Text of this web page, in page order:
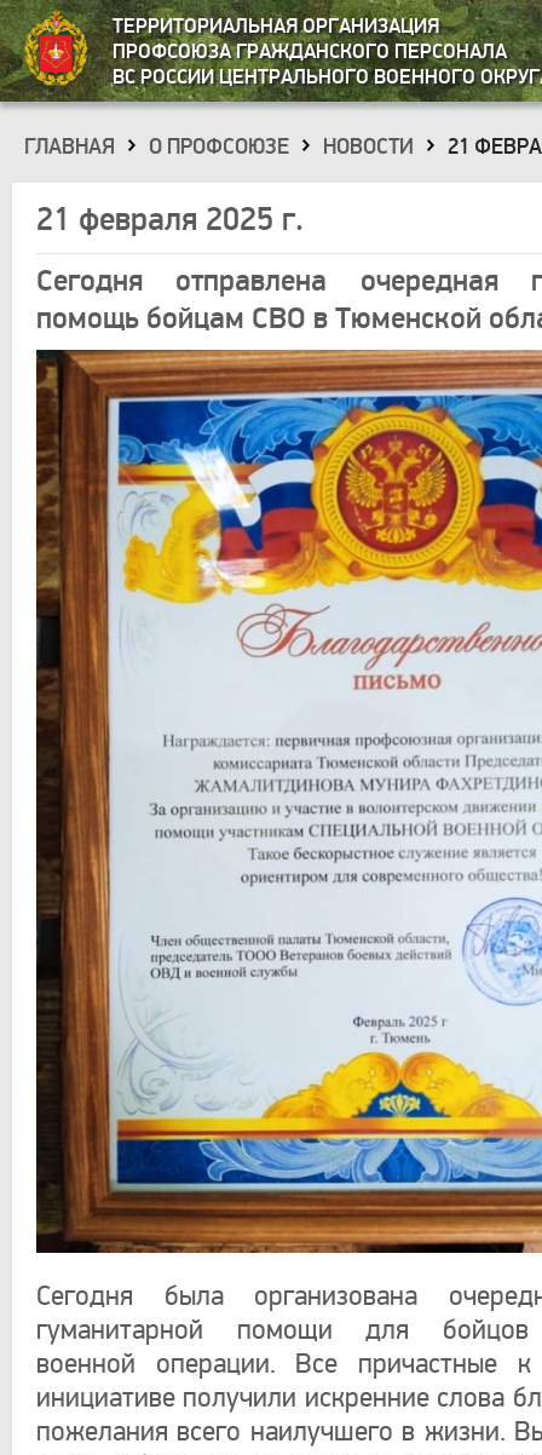
ТЕРРИТОРИАЛЬНАЯ ОРГАНИЗАЦИЯ
ПРОФСОЮЗА ГРАЖДАНСКОГО ПЕРСОНАЛА
ВС РОССИИ ЦЕНТРАЛЬНОГО ВОЕННОГО
ГЛАВНАЯ О ПРОФСОЮЗЕ НОВОСТИ »21
21 февраля 2025 г.
Сегодня отправлена очередная
помощь бойцам СВО в Тюменской
Сегодня была организована
гуманитарной помощи для бойцов
военной операции. Все причастные
инициативе получили искренние слова
пожелания всего наилучшего в жизни.